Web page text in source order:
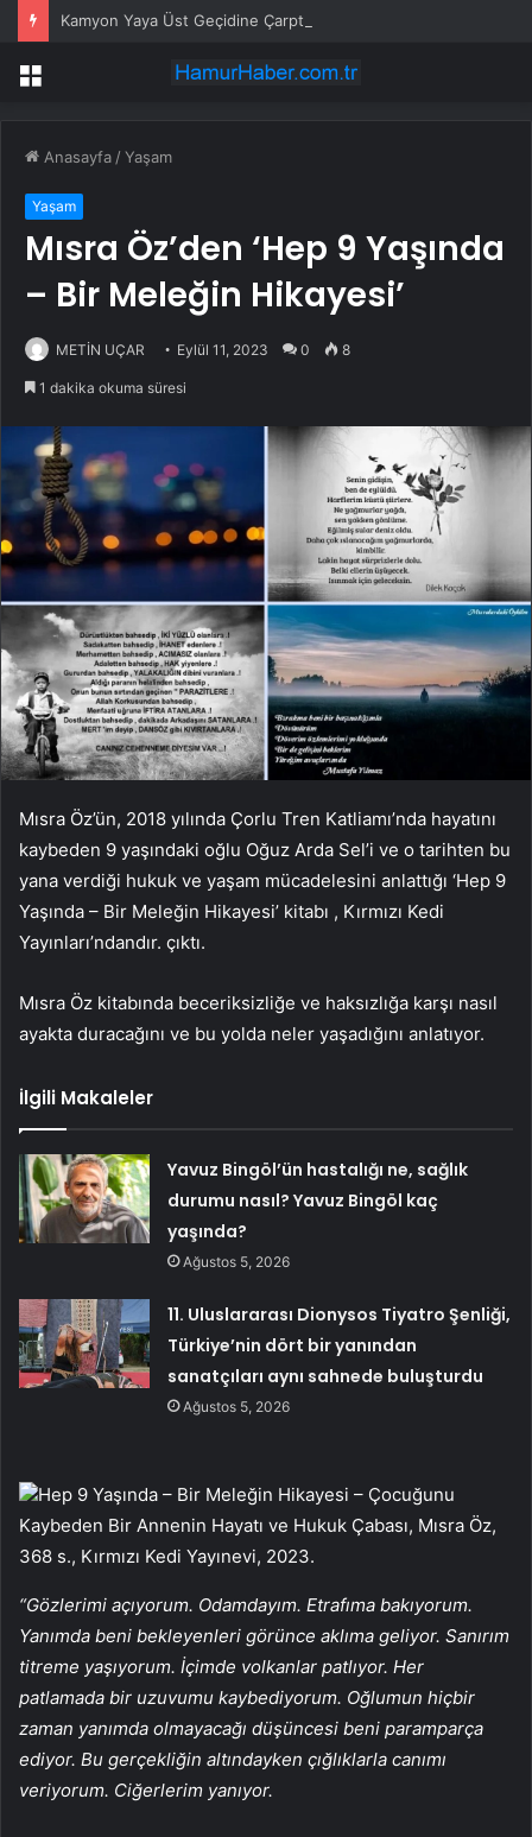
Kamyon Yaya Üst Geçidine Çarptı
Menü
Anasayfa /Yaşam
Yaşam
Mısra Öz’den ‘Hep 9 Yaşında
– Bir Meleğin Hikayesi’
METİN UÇAR Eylül 11, 2023 0 8
1 dakika okuma süresi
Mısra Öz’ün, 2018 yılında Çorlu Tren Katliamı’nda hayatını
kaybeden 9 yaşındaki oğlu Oğuz Arda Sel’i ve o tarihten bu
yana verdiği hukuk ve yaşam mücadelesini anlattığı ‘Hep 9
Yaşında – Bir Meleğin Hikayesi’ kitabı , Kırmızı Kedi
Yayınları’ndandır. çıktı.
Mısra Öz kitabında beceriksizliğe ve haksızlığa karşı nasıl
ayakta duracağını ve bu yolda neler yaşadığını anlatıyor.
İlgili Makaleler
Yavuz Bingöl’ün hastalığı ne, sağlık
durumu nasıl? Yavuz Bingöl kaç
yaşında?
Ağustos 5, 2026
11. Uluslararası Dionysos Tiyatro Şenliği,
Türkiye’nin dört bir yanından
sanatçıları aynı sahnede buluşturdu
Ağustos 5, 2026
Hep 9 Yaşında – Bir Meleğin Hikayesi – Çocuğunu
Kaybeden Bir Annenin Hayatı ve Hukuk Çabası, Mısra Öz,
368 s., Kırmızı Kedi Yayınevi, 2023.
“Gözlerimi açıyorum. Odamdayım. Etrafıma bakıyorum.
Yanımda beni bekleyenleri görünce aklıma geliyor. Sanırım
titreme yaşıyorum. İçimde volkanlar patlıyor. Her
patlamada bir uzuvumu kaybediyorum. Oğlumun hiçbir
zaman yanımda olmayacağı düşüncesi beni paramparça
ediyor. Bu gerçekliğin altındayken çığlıklarla canımı
veriyorum. Ciğerlerim yanıyor.